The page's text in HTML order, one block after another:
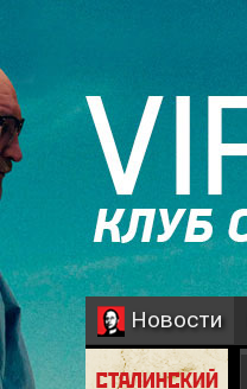
Новости